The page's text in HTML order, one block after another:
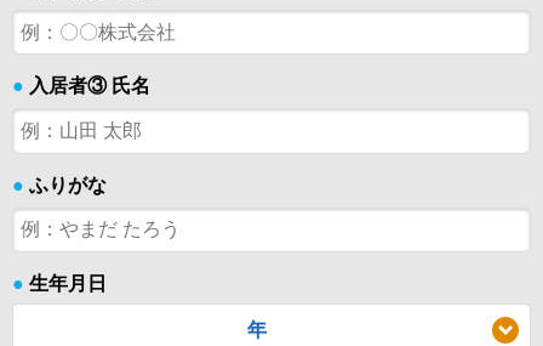
● 入居者③ 氏名
● ふりがな
● 生年月日
年